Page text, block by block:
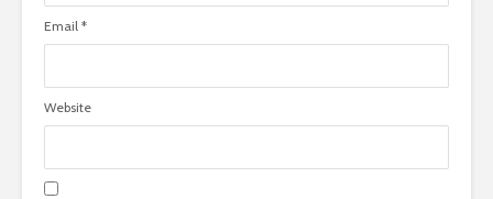
Email *
Website